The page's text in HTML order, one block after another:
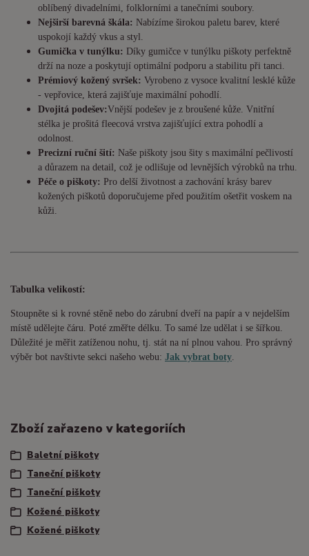
oblíbený divadelními, folklorními a tanečními soubory.
Nejširší barevná škála: Nabízíme širokou paletu barev, které
uspokojí každý vkus a styl.
Gumička v tunýlku: Díky gumičce v tunýlku piškoty perfektně
drží na noze a poskytují optimální podporu a stabilitu při tanci.
Prémiový kožený svršek: Vyrobeno z vysoce kvalitní lesklé kůže
- vepřovice, která zajišťuje maximální pohodlí.
Dvojitá podešev:Vnější podešev je z broušené kůže. Vnitřní
stélka je prošitá fleecová vrstva zajišťující extra pohodlí a
odolnost.
Precizní ruční šití: Naše piškoty jsou šity s maximální pečlivostí
a důrazem na detail, což je odlišuje od levnějších výrobků na trhu.
Péče o piškoty: Pro delší životnost a zachování krásy barev
kožených piškotů doporučujeme před použitím ošetřit voskem na
kůži.
Tabulka velikostí:
Stoupněte si k rovné stěně nebo do zárubní dveří na papír a v nejdelším
místě udělejte čáru. Poté změřte délku. To samé lze udělat i se šířkou.
Důležité je měřit zatíženou nohu, tj. stát na ní plnou vahou. Pro správný
výběr bot navštivte sekci našeho webu: Jak vybrat boty.
Zboží zařazeno v kategoriích
Baletní piškoty
Taneční piškoty
Taneční piškoty
Kožené piškoty
Kožené piškoty